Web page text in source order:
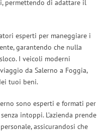
permettendo di adattare il
esperti per maneggiare i
garantendo che nulla
I veicoli moderni
da Salerno a Foggia,
tuoi beni.
sono esperti e formati per
intoppi. L’azienda prende
assicurandosi che